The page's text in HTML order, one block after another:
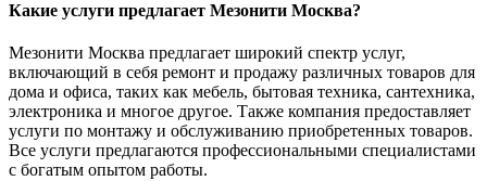
Какие услуги предлагает Мезонити Москва?
Мезонити Москва предлагает широкий спектр услуг,
включающий в себя ремонт и продажу различных товаров для
дома и офиса, таких как мебель, бытовая техника, сантехника,
электроника и многое другое. Также компания предоставляет
услуги по монтажу и обслуживанию приобретенных товаров.
Все услуги предлагаются профессиональными специалистами
с богатым опытом работы.